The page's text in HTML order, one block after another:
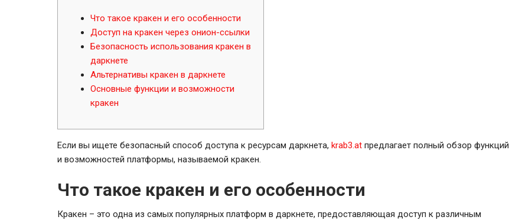
Что такое кракен и его особенности
Доступ на кракен через онион-ссылки
Безопасность использования кракен в
даркнете
Альтернативы кракен в даркнете
Основные функции и возможности
кракен
Если вы ищете безопасный способ доступа к ресурсам даркнета, krab3.at предлагает полный обзор функций
и возможностей платформы, называемой кракен.
Что такое кракен и его особенности
Кракен – это одна из самых популярных платформ в даркнете, предоставляющая доступ к различным